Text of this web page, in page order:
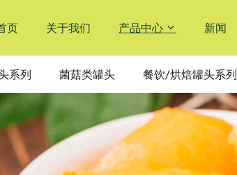
页 关于我们 产品中心 新闻
系列 菌菇类罐头 餐饮/烘焙罐头系列